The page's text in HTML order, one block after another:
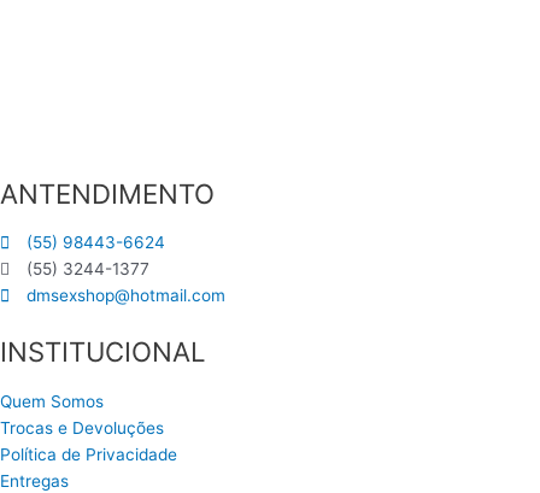
ANTENDIMENTO
(55) 98443-6624
(55) 3244-1377
dmsexshop@hotmail.com
INSTITUCIONAL
Quem Somos
Trocas e Devoluções
Política de Privacidade
Entregas